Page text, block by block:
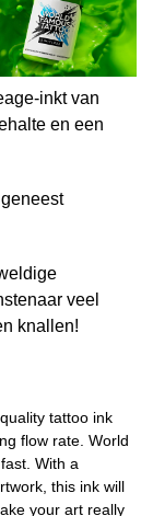
inkt van
en een
veel
knallen!
tattoo ink
flow rate. World
With a
this ink will
your art really